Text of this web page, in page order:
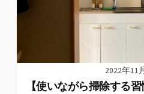
2022年11
【使いながら掃除する